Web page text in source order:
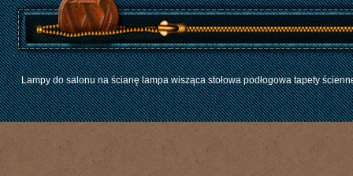
Lampy do salonu na ścianę lampa wisząca stołowa podłogowa tapety ścienne